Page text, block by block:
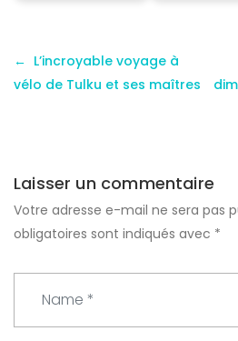
L’incroyable voyage à
vélo de Tulku et ses maîtres
Laisser un commentaire
Votre adresse e-mail ne sera pas
obligatoires sont indiqués avec *
m